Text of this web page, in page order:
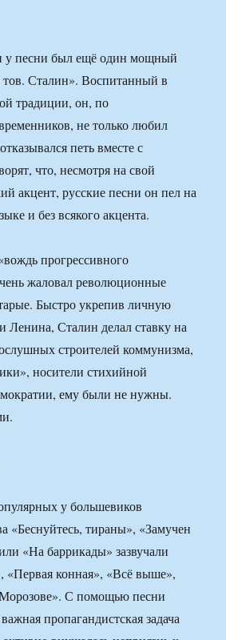
у песни был ещё один мощный
Сталин». Воспитанный в
традиции, он, по
не только любил
петь вместе с
что, несмотря на свой
акцент, русские песни он пел на
и без всякого акцента.
прогрессивного
жаловал революционные
Быстро укрепив личную
Ленина, Сталин делал ставку на
строителей коммунизма,
носители стихийной
ему были не нужны.
у большевиков
«Беснуйтесь, тираны», «Замучен
«На баррикады» зазвучали
«Первая конная», «Всё выше»,
С помощью песни
пропагандистская задача